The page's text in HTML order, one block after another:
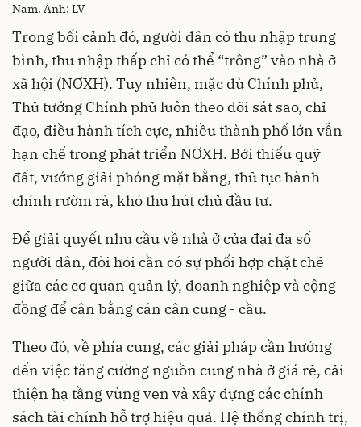
Nam. Ảnh: LV
Trong bối cảnh đó, người dân có thu nhập trung
bình, thu nhập thấp chỉ có thể “trông” vào nhà ở
xã hội (NƠXH). Tuy nhiên, mặc dù Chính phủ,
Thủ tướng Chính phủ luôn theo dõi sát sao, chỉ
đạo, điều hành tích cực, nhiều thành phố lớn vẫn
hạn chế trong phát triển NƠXH. Bởi thiếu quỹ
đất, vướng giải phóng mặt bằng, thủ tục hành
chính rườm rà, khó thu hút chủ đầu tư.
Để giải quyết nhu cầu về nhà ở của đại đa số
người dân, đòi hỏi cần có sự phối hợp chặt chẽ
giữa các cơ quan quản lý, doanh nghiệp và cộng
đồng để cân bằng cán cân cung - cầu.
Theo đó, về phía cung, các giải pháp cần hướng
đến việc tăng cường nguồn cung nhà ở giá rẻ, cải
thiện hạ tầng vùng ven và xây dựng các chính
sách tài chính hỗ trợ hiệu quả. Hệ thống chính trị,